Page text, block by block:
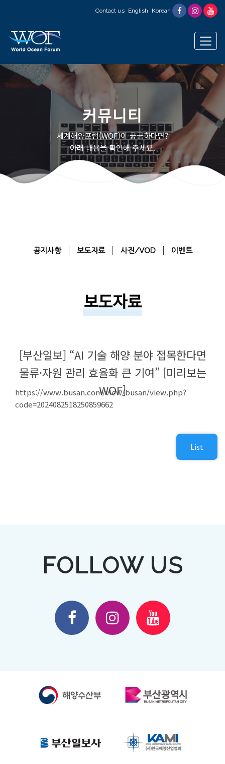
Contact us English Korean
커뮤니티
세계해양포럼(WOF)이 궁금하다면?
아래 내용을 확인해 주세요.
공지사항 보도자료 사진/VOD 이벤트
보도자료
[부산일보] “AI 기술 해양 분야 접목한다면
물류·자원 관리 효율화 큰 기여” [미리보는
WOF]
https://www.busan.com/view/busan/view.php?
code=2024082518250859662
List
FOLLOW US